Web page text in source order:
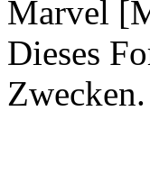
Marvel
Dieses
Zwecken.